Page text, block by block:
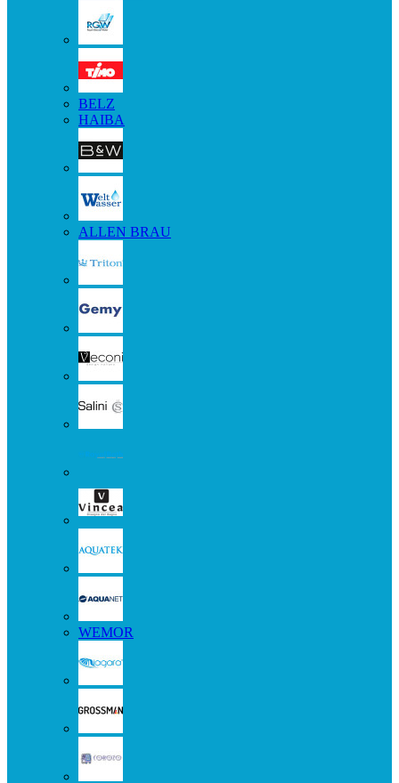
BELZ
HAIBA
ALLEN BRAU
WEMOR